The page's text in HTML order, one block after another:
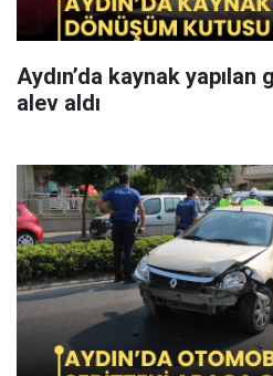
Aydın’da kaynak
alev aldı